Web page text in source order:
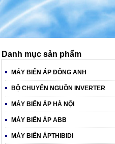
Danh mục sản phẩm
MÁY BIẾN ÁP ĐÔNG ANH
BỘ CHUYỂN NGUỒN INVERTER
MÁY BIẾN ÁP HÀ NỘI
MÁY BIẾN ÁP ABB
MÁY BIẾN ÁPTHIBIDI